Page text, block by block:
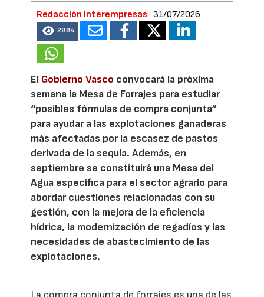
Redacción Interempresas 31/07/2026
2884
El Gobierno Vasco convocará la próxima
semana la Mesa de Forrajes para estudiar
“posibles fórmulas de compra conjunta”
para ayudar a las explotaciones ganaderas
más afectadas por la escasez de pastos
derivada de la sequía. Además, en
septiembre se constituirá una Mesa del
Agua específica para el sector agrario para
abordar cuestiones relacionadas con su
gestión, con la mejora de la eficiencia
hídrica, la modernización de regadíos y las
necesidades de abastecimiento de las
explotaciones.